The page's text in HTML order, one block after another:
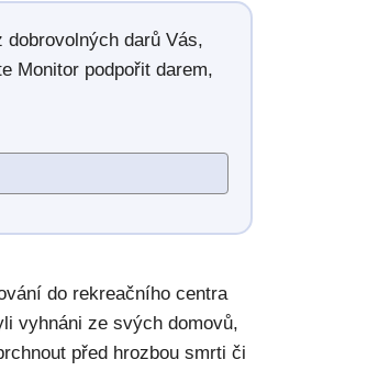
dobrovolných darů Vás,
Monitor podpořit darem,
do rekreačního centra
vyhnáni ze svých domovů,
před hrozbou smrti či